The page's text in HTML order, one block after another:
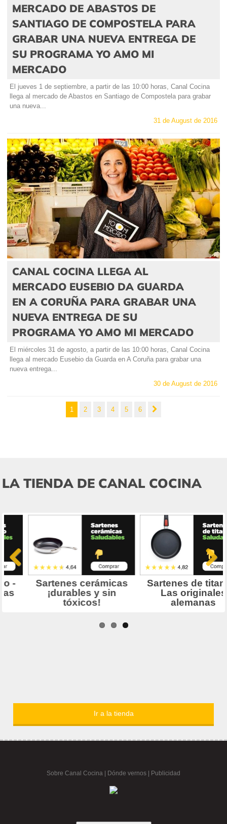
MERCADO DE ABASTOS DE
SANTIAGO DE COMPOSTELA PARA
GRABAR UNA NUEVA ENTREGA DE
SU PROGRAMA YO AMO MI
MERCADO
El jueves 1 de septiembre, a partir de las 10:00 horas, Canal Cocina
llega al mercado de Abastos en Santiago de Compostela para grabar
una nueva...
31 de August de 2016
CANAL COCINA LLEGA AL
MERCADO EUSEBIO DA GUARDA
EN A CORUÑA PARA GRABAR UNA
NUEVA ENTREGA DE SU
PROGRAMA YO AMO MI MERCADO
El miércoles 31 de agosto, a partir de las 10:00 horas, Canal Cocina
llega al mercado Eusebio da Guarda en A Coruña para grabar una
nueva entrega...
30 de August de 2016
1 2 3 4 5 6
LA TIENDA DE CANAL COCINA
Ir a la tienda
Sobre Canal Cocina Dónde vernos | Publicidad